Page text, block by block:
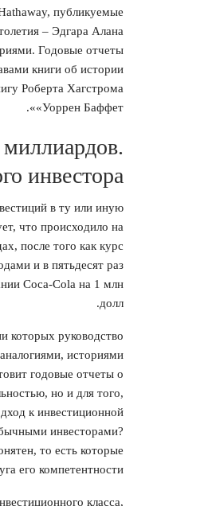
публикуемые
– Эдгара Алана
Годовые отчеты
книги об истории
Роберта Хагстрома
«Уоррен Баффет».
инвестора
в ту или иную
что происходило на
после того как курс
и в пятьдесят раз
Coca-Cola на 1 млн
долл.
которых руководство
историями
годовые отчеты о
но и для того,
к инвестиционной
инвесторами?
то есть которые
его компетентности».
класса,